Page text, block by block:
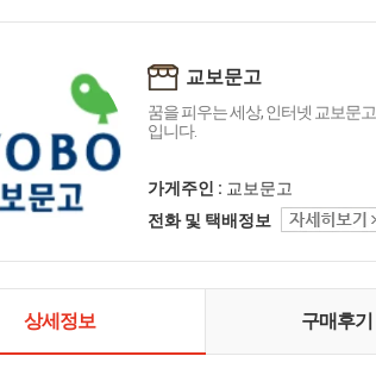
교보문고
꿈을 피우는 세상, 인터넷 교보문고
입니다.
가게주인 : 교보문고
전화 및 택배정보
상세정보 구매후기